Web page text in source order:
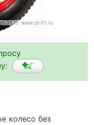
колесо без